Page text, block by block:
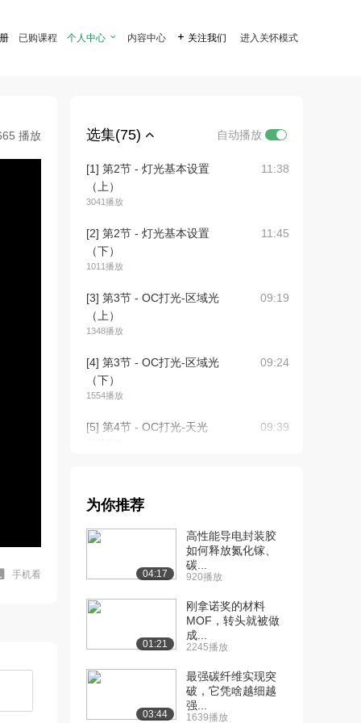
已购课程 个人中心  内容中心  关注我们 进入关怀模式
播放
手机看
选集(75) 自动播放
[1] 第2节 - 灯光基本设置
（上）
3041播放
11:38
[2] 第2节 - 灯光基本设置
（下）
1011播放
11:45
[3] 第3节 - OC打光-区域光
（上）
1348播放
09:19
[4] 第3节 - OC打光-区域光
（下）
1554播放
09:24
[5] 第4节 - OC打光-天光 09:39
1153播放
[7] 第6节 - OC打光-HDRI
07:21
[8] 第7节 - OC对象发光照
06:35
[9] 第7节 - OC对象发光照
明方法（...
为你推荐
04:17
高性能导电封装胶
如何释放氮化镓、
碳...
920播放
01:21
刚拿诺奖的材料
MOF，转头就被做
成...
2245播放
03:44
最强碳纤维实现突
破，它凭啥越细越
强...
1639播放